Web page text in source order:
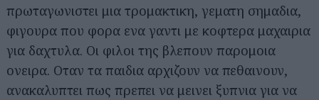
πρωταγωνιστει μια τρομακτικη, γεματη σημαδια,
φιγουρα που φορα ενα γαντι με κοφτερα μαχαιρια
για δαχτυλα. Οι φιλοι της βλεπουν παρομοια
ονειρα. Οταν τα παιδια αρχιζουν να πεθαινουν,
ανακαλυπτει πως πρεπει να μεινει ξυπνια για να